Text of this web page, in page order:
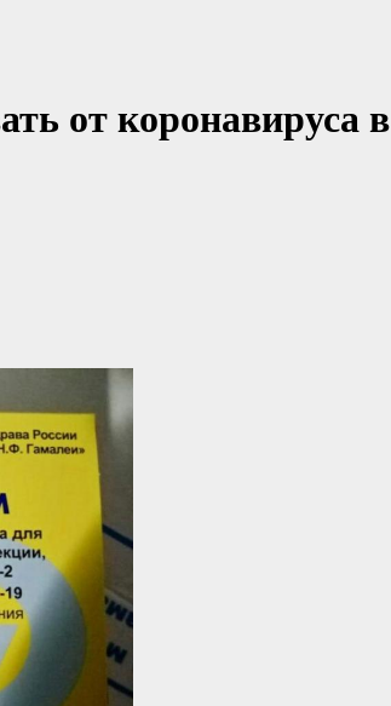
от коронавируса в